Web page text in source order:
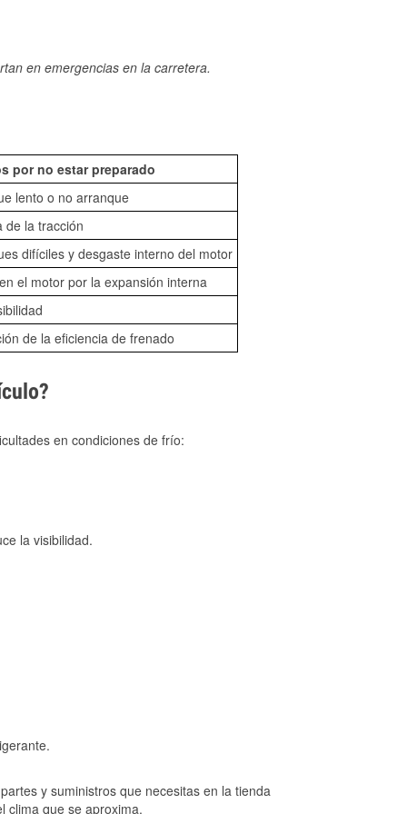
en emergencias en la carretera.
por no estar preparado
lento o no arranque
de la tracción
difíciles y desgaste interno del motor
el motor por la expansión interna
de la eficiencia de frenado
en condiciones de frío:
la visibilidad.
y suministros que necesitas en la tienda
clima que se aproxima.